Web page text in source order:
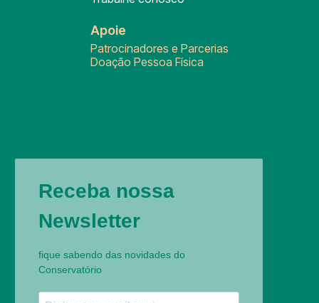
Apoie
Patrocinadores e Parcerias
Doação Pessoa Física